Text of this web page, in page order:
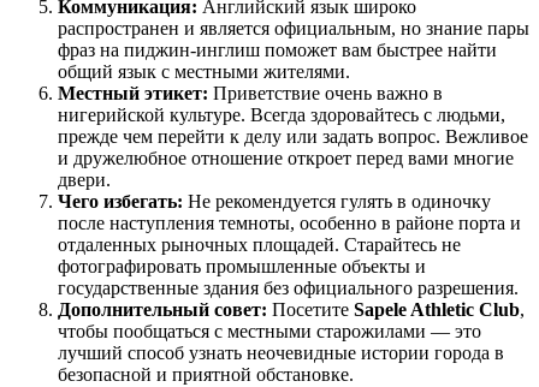
Коммуникация: Английский язык широко
распространен и является официальным, но знание пары
фраз на пиджин-инглиш поможет вам быстрее найти
общий язык с местными жителями.
Местный этикет: Приветствие очень важно в
нигерийской культуре. Всегда здоровайтесь с людьми,
прежде чем перейти к делу или задать вопрос. Вежливое
и дружелюбное отношение откроет перед вами многие
двери.
Чего избегать: Не рекомендуется гулять в одиночку
после наступления темноты, особенно в районе порта и
отдаленных рыночных площадей. Старайтесь не
фотографировать промышленные объекты и
государственные здания без официального разрешения.
Дополнительный совет: Посетите Sapele Athletic Club,
чтобы пообщаться с местными старожилами — это
лучший способ узнать неочевидные истории города в
безопасной и приятной обстановке.